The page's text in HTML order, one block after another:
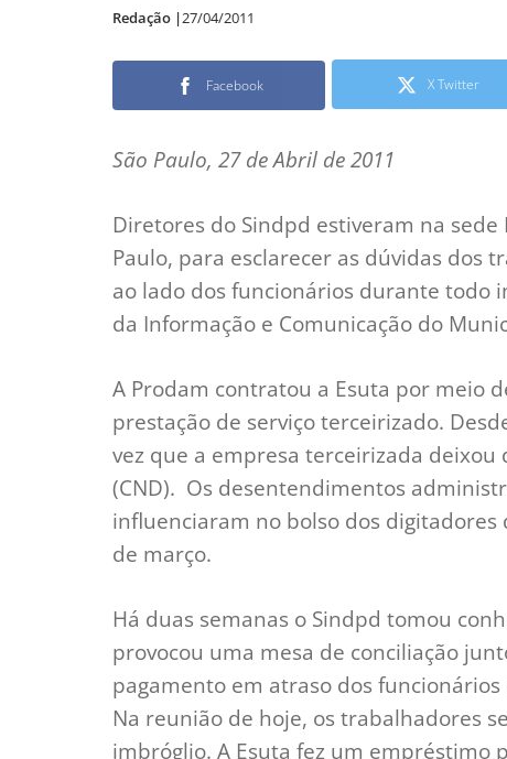
Redação |27/04/2011
Facebook X Twitter
São Paulo, 27 de Abril de 2011
Diretores do Sindpd estiveram na
Paulo, para esclarecer as dúvidas dos
ao lado dos funcionários durante todo
da Informação e Comunicação do
A Prodam contratou a Esuta por meio
prestação de serviço terceirizado.
vez que a empresa terceirizada
(CND). Os desentendimentos
influenciaram no bolso dos digitadores
de março.
Há duas semanas o Sindpd tomou
provocou uma mesa de conciliação
pagamento em atraso dos funcionários
Na reunião de hoje, os trabalhadores
imbróglio. A Esuta fez um empréstimo